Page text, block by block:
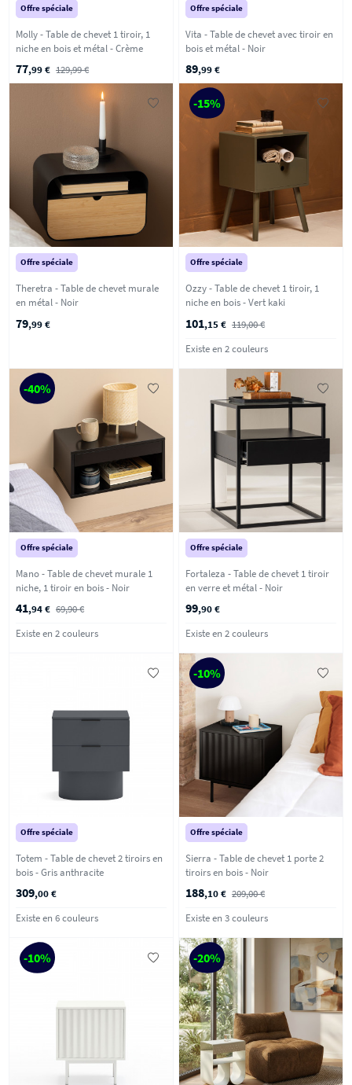
Offre spéciale
Molly - Table de chevet 1 tiroir, 1
niche en bois et métal - Crème
77,99 € 129,99 €
Offre spéciale
Vita - Table de chevet avec tiroir en
bois et métal - Noir
89,99 €
Offre spéciale
Theretra - Table de chevet murale
en métal - Noir
79,99 €
-15%
Offre spéciale
Ozzy - Table de chevet 1 tiroir, 1
niche en bois - Vert kaki
101,15 € 119,00 €
Existe en 2 couleurs
-40%
Offre spéciale
Mano - Table de chevet murale 1
niche, 1 tiroir en bois - Noir
41,94 € 69,90 €
Existe en 2 couleurs
Offre spéciale
Fortaleza - Table de chevet 1 tiroir
en verre et métal - Noir
99,90 €
Existe en 2 couleurs
Offre spéciale
Totem - Table de chevet 2 tiroirs en
bois - Gris anthracite
309,00 €
Existe en 6 couleurs
-10%
Offre spéciale
Sierra - Table de chevet 1 porte 2
tiroirs en bois - Noir
188,10 € 209,00 €
Existe en 3 couleurs
-10% -20%